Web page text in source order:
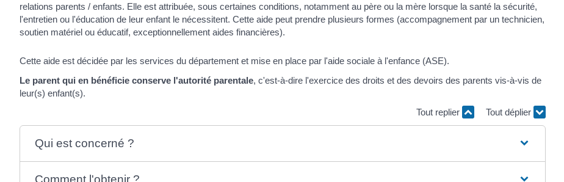
relations parents / enfants. Elle est attribuée, sous certaines conditions, notamment au père ou la mère lorsque la santé la sécurité,
l'entretien ou l'éducation de leur enfant le nécessitent. Cette aide peut prendre plusieurs formes (accompagnement par un technicien,
soutien matériel ou éducatif, exceptionnellement aides financières).
Cette aide est décidée par les services du département et mise en place par l'aide sociale à l'enfance (ASE).
Le parent qui en bénéficie conserve l'autorité parentale, c'est-à-dire l'exercice des droits et des devoirs des parents vis-à-vis de
leur(s) enfant(s).
Tout replier
Tout déplier
Qui est concerné ?
Comment l'obtenir ?